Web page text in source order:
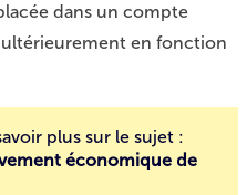
dans un compte
en fonction
plus sur le sujet :
économique de